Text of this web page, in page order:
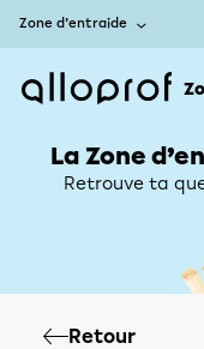
Zone d’entraide
La Zone
Retrouve ta
Retour